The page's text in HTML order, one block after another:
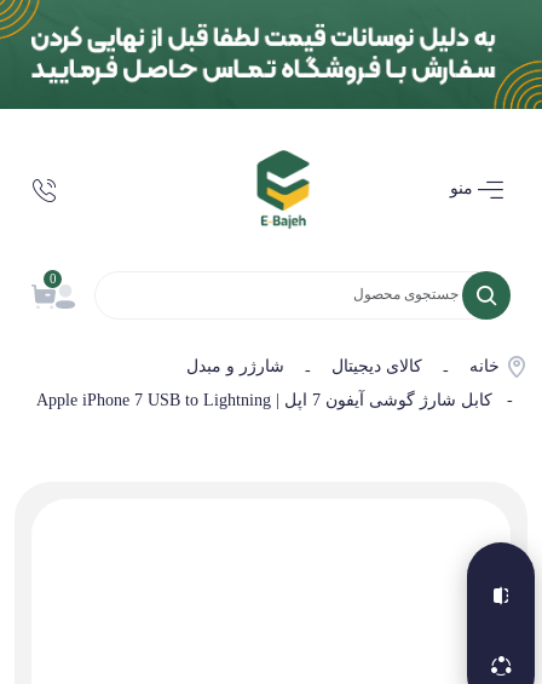
0
خانه - کالای دیجیتال -
شارژر و مبدل
- کابل شارژ گوشی آیفون 7 اپل | Apple iPhone 7 USB to Lightning